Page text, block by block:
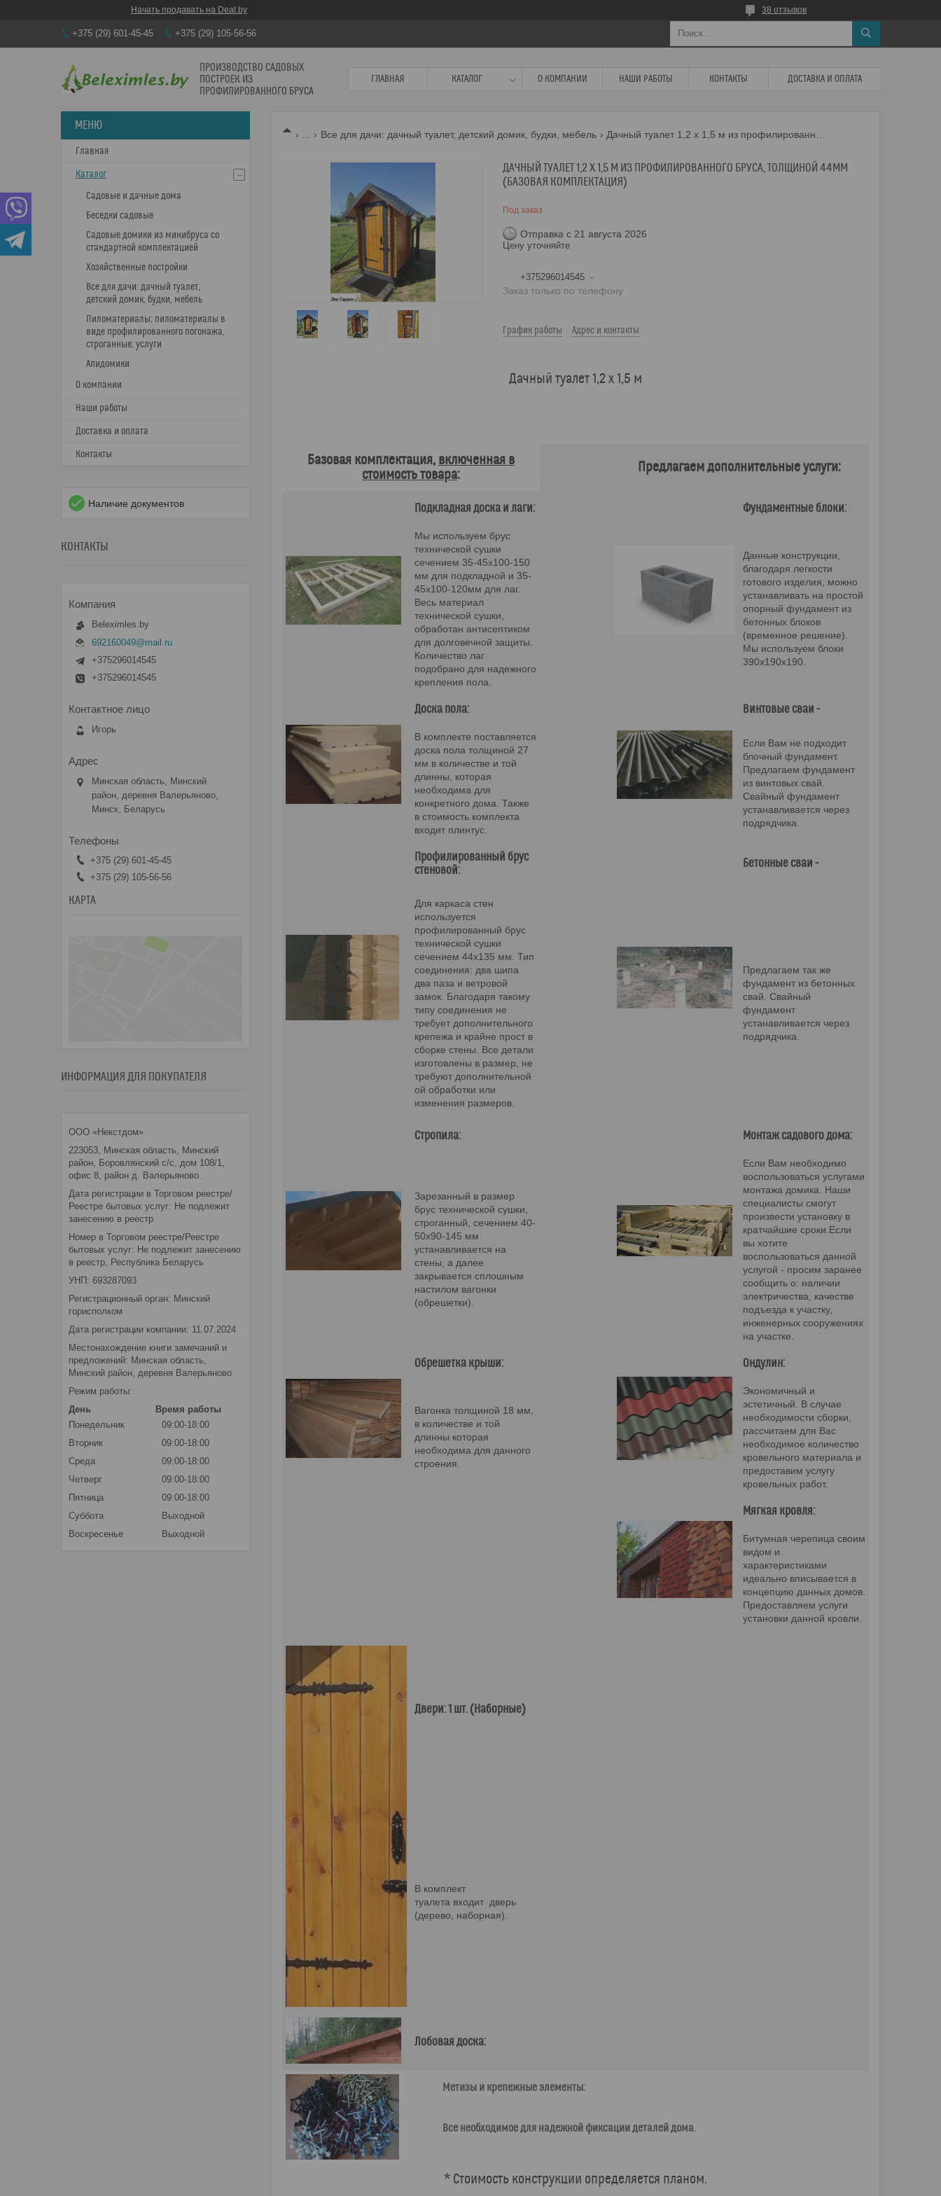
Начать продавать на Deal.by 38 отзывов
+375 (29) 601-45-45 +375 (29) 105-56-56
ПРОИЗВОДСТВО САДОВЫХ
ПОСТРОЕК ИЗ
ПРОФИЛИРОВАННОГО БРУСА
ГЛАВНАЯ КАТАЛОГ О КОМПАНИИ НАШИ РАБОТЫ КОНТАКТЫ ДОСТАВКА И ОПЛАТА
Все для дачи: дачный туалет, детский домик, будки, мебель
ДАЧНЫЙ ТУАЛЕТ 1,2 Х 1,5 М ИЗ ПРОФИЛИРОВАННОГО БРУСА, ТОЛЩИНОЙ 44ММ
(БАЗОВАЯ КОМПЛЕКТАЦИЯ)
Под заказ
Отправка с 21 августа 2026
Цену уточняйте
+375296014545
Заказ только по телефону
График работы Адрес и контакты
Дачный туалет 1,2 х 1,5 м
Базовая комплектация, включенная в
стоимость товара: Предлагаем дополнительные услуги:
Подкладная доска и лаги: Фундаментные блоки:
Мы используем брус
технической сушки
сечением 35-45х100-150
мм для подкладной и 35-
45х100-120мм для лаг.
Весь материал
технической сушки,
обработан антисептиком
для долговечной защиты.
Количество лаг
подобрано для надежного
крепления пола.
Данные конструкции,
благодаря легкости
готового изделия, можно
устанавливать на простой
опорный фундамент из
бетонных блоков
(временное решение).
Мы используем блоки
390х190х190.
Доска пола: Винтовые сваи -
В комплекте поставляется
доска пола толщиной 27
мм в количестве и той
длинны, которая
необходима для
конкретного дома. Также
в стоимость комплекта
входит плинтус.
Если Вам не подходит
блочный фундамент.
Предлагаем фундамент
из винтовых свай.
Свайный фундамент
устанавливается через
подрядчика.
Профилированный брус
стеновой:
Бетонные сваи -
Для каркаса стен
используется
профилированный брус
технической сушки
сечением 44х135 мм. Тип
соединения: два шипа
два паза и ветровой
замок. Благодаря такому
типу соединения не
требует дополнительного
крепежа и крайне прост в
сборке стены. Все детали
изготовлены в размер, не
требуют дополнительной
ой обработки или
изменения размеров.
Предлагаем так же
фундамент из бетонных
свай. Свайный
фундамент
устанавливается через
подрядчика.
Стропила: Монтаж садового дома:
Зарезанный в размер
брус технической сушки,
строганный, сечением 40-
50х90-145 мм
устанавливается на
стены, а далее
закрывается сплошным
настилом вагонки
(обрешетки).
Если Вам необходимо
воспользоваться услугами
монтажа домика. Наши
специалисты смогут
произвести установку в
кратчайшие сроки.Если
вы хотите
воспользоваться данной
услугой - просим заранее
сообщить о: наличии
электричества, качестве
подъезда к участку,
инженерных сооружениях
на участке.
Обрешетка крыши: Ондулин:
Вагонка толщиной 18 мм,
в количестве и той
длинны которая
необходима для данного
строения.
Экономичный и
эстетичный. В случае
необходимости сборки,
рассчитаем для Вас
необходимое количество
кровельного материала и
предоставим услугу
кровельных работ.
Мягкая кровля:
Битумная черепица своим
видом и
характеристиками
идеально вписывается в
концепцию данных домов.
Предоставляем услуги
установки данной кровли.
Двери: 1 шт. (Наборные)
В комплект
туалета входит дверь
(дерево, наборная).
Лобовая доска:
Метизы и крепежные элементы:
Все необходимое для надежной фиксации деталей дома.
* Стоимость конструкции определяется планом.
Главная
Каталог
Садовые и дачные дома
Беседки садовые
Садовые домики из минибруса со
стандартной комплектацией
Хозяйственные постройки
Все для дачи: дачный туалет,
детский домик, будки, мебель
Пиломатериалы; пиломатериалы в
виде профилированного погонажа,
строганные; услуги
Апидомики
О компании
Наши работы
Доставка и оплата
Контакты
Наличие документов
КОНТАКТЫ
Beleximles.by
692160049@mail.ru
+375296014545
+375296014545
Игорь
Минская область, Минский
район, деревня Валерьяново,
Минск, Беларусь
+375 (29) 601-45-45
+375 (29) 105-56-56
КАРТА
ИНФОРМАЦИЯ ДЛЯ ПОКУПАТЕЛЯ
ООО «Некстдом»
223053, Минская область, Минский
район, Боровлянский с/с, дом 108/1,
офис 8, район д. Валерьяново.
Дата регистрации в Торговом реестре/
Реестре бытовых услуг: Не подлежит
занесению в реестр
Номер в Торговом реестре/Реестре
бытовых услуг: Не подлежит занесению
в реестр, Республика Беларусь
УНП: 693287093
Регистрационный орган: Минский
горисполком
Дата регистрации компании: 11.07.2024
Местонахождение книги замечаний и
предложений: Минская область,
Минский район, деревня Валерьяново
Режим работы:
День
Время работы
Понедельник
09:00-18:00
Вторник
09:00-18:00
Среда
09:00-18:00
Четверг
09:00-18:00
Пятница
09:00-18:00
Суббота
Выходной
Воскресенье
Выходной